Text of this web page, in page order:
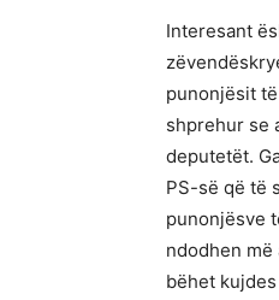
Interesant
punonjësit
shprehur se
deputetët.
PS-së që të
punonjësve
ndodhen
bëhet